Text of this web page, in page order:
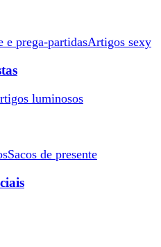
e prega-partidasArtigos sexy
luminosos
Sacos de presente